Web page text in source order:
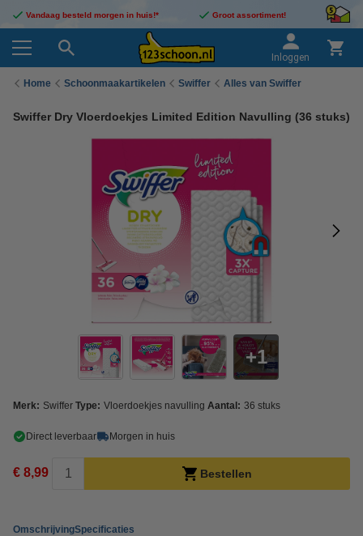
Vandaag besteld morgen in huis!* Groot assortiment!
Inloggen
Home Schoonmaakartikelen Swiffer Alles van Swiffer
Swiffer Dry Vloerdoekjes Limited Edition Navulling (36 stuks)
1
Merk: Swiffer Type: Vloerdoekjes navulling Aantal: 36 stuks
Direct leverbaar Morgen in huis
€ 8,99 Bestellen
OmschrijvingSpecificaties